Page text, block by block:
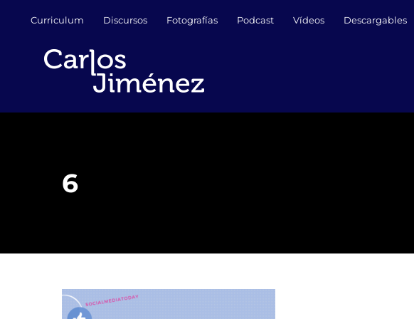
contenido
Curriculum Discursos Fotografías Podcast Vídeos Descargables
6